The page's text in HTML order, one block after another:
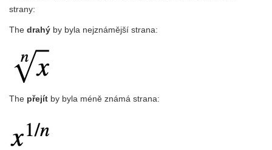
strany:
The drahý by byla nejznámější strana:
The přejít by byla méně známá strana: